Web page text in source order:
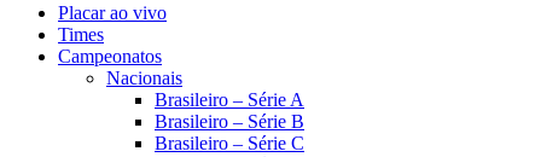
Placar ao vivo
Times
Campeonatos
Nacionais
Brasileiro – Série A
Brasileiro – Série B
Brasileiro – Série C